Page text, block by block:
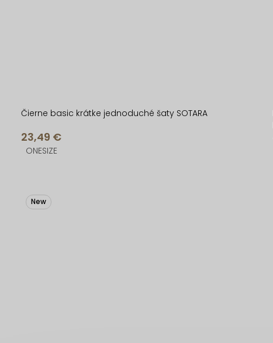
Čierne basic krátke jednoduché šaty SOTARA
23,49 €
ONESIZE
New